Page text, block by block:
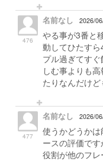
476
名前なし 2026/
やる事が3番と
動してひたす
プル過ぎてす
しむ事よりも
たりなんだけど
477
名前なし 2026/
使うかどうか
ースの評価で
役割が他のフレ